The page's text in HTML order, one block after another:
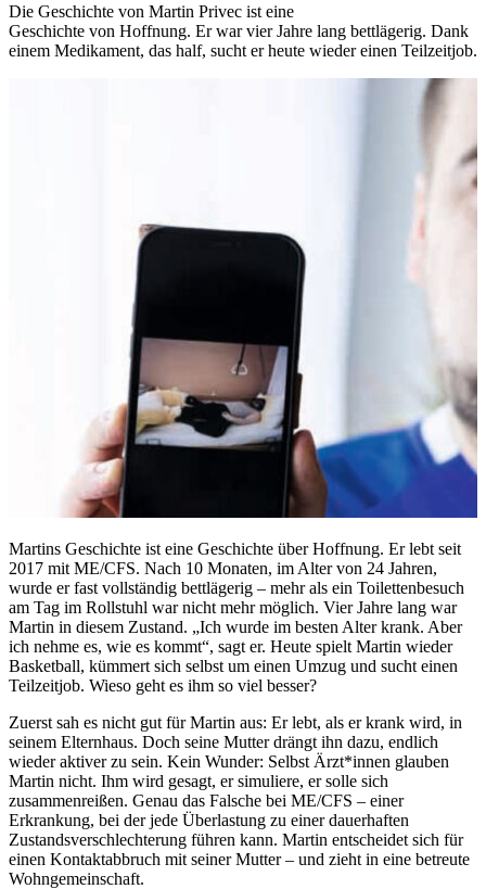
Die Geschichte von Martin Privec ist eine
Geschichte von Hoffnung. Er war vier Jahre lang bettlägerig. Dank
einem Medikament, das half, sucht er heute wieder einen Teilzeitjob.
Martins Geschichte ist eine Geschichte über Hoffnung. Er lebt seit
2017 mit ME/CFS. Nach 10 Monaten, im Alter von 24 Jahren,
wurde er fast vollständig bettlägerig – mehr als ein Toilettenbesuch
am Tag im Rollstuhl war nicht mehr möglich. Vier Jahre lang war
Martin in diesem Zustand. „Ich wurde im besten Alter krank. Aber
ich nehme es, wie es kommt“, sagt er. Heute spielt Martin wieder
Basketball, kümmert sich selbst um einen Umzug und sucht einen
Teilzeitjob. Wieso geht es ihm so viel besser?
Zuerst sah es nicht gut für Martin aus: Er lebt, als er krank wird, in
seinem Elternhaus. Doch seine Mutter drängt ihn dazu, endlich
wieder aktiver zu sein. Kein Wunder: Selbst Ärzt*innen glauben
Martin nicht. Ihm wird gesagt, er simuliere, er solle sich
zusammenreißen. Genau das Falsche bei ME/CFS – einer
Erkrankung, bei der jede Überlastung zu einer dauerhaften
Zustandsverschlechterung führen kann. Martin entscheidet sich für
einen Kontaktabbruch mit seiner Mutter – und zieht in eine betreute
Wohngemeinschaft.